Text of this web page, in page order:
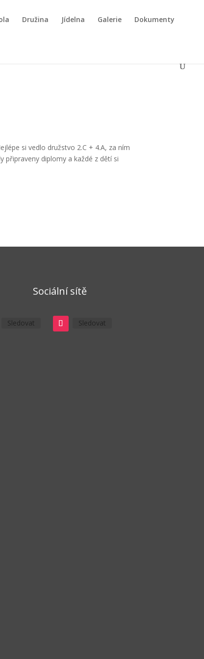
Družina Jídelna Galerie Dokumenty
si vedlo družstvo 2.C + 4.A, za ním
připraveny diplomy a každé z dětí si
Sociální sítě
Sledovat Sledovat